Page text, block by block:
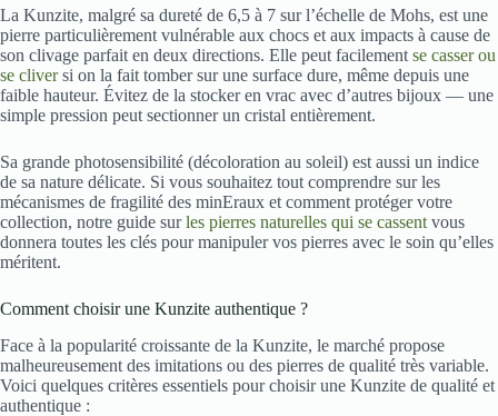
La Kunzite, malgré sa dureté de 6,5 à 7 sur l’échelle de Mohs, est une
pierre particulièrement vulnérable aux chocs et aux impacts à cause de
son clivage parfait en deux directions. Elle peut facilement se casser ou
se cliversi on la fait tomber sur une surface dure, même depuis une
faible hauteur. Évitez de la stocker en vrac avec d’autres bijoux — une
simple pression peut sectionner un cristal entièrement.
Sa grande photosensibilité (décoloration au soleil) est aussi un indice
de sa nature délicate. Si vous souhaitez tout comprendre sur les
mécanismes de fragilité des minEraux et comment protéger votre
collection, notre guide surles pierres naturelles qui se cassent vous
donnera toutes les clés pour manipuler vos pierres avec le soin qu’elles
méritent.
Comment choisir une Kunzite authentique ?
Face à la popularité croissante de la Kunzite, le marché propose
malheureusement des imitations ou des pierres de qualité très variable.
Voici quelques critères essentiels pour choisir une Kunzite de qualité et
authentique :